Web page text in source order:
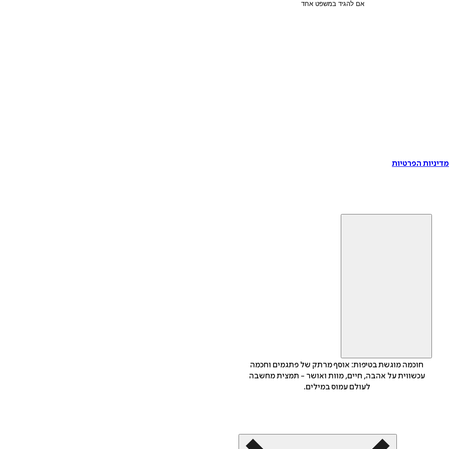
הפרטיות
חוכמה מוגשת בטיפות: אוסף מרתק של פתגמים וחכמה
עכשווית על אהבה, חיים, מוות ואושר - תמצית מחשבה
לעולם עמוס במילים.